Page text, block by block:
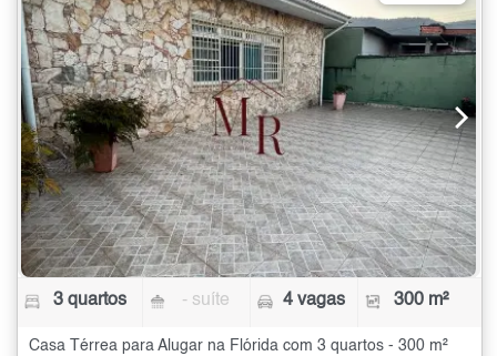
3 quartos - suíte 4 vagas 300 m²
Casa Térrea para Alugar na Flórida com 3 quartos - 300 m²